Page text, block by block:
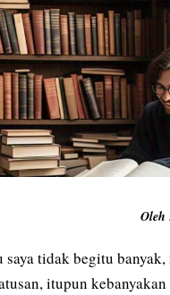
Oleh
tidak begitu
itupun